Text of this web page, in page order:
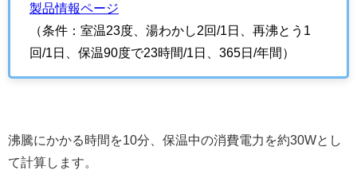
製品情報ページ
（条件：室温23度、湯わかし2回/1日、再沸とう1
回/1日、保温90度で23時間/1日、365日/年間）
沸騰にかかる時間を10分、保温中の消費電力を約30Wとし
て計算します。